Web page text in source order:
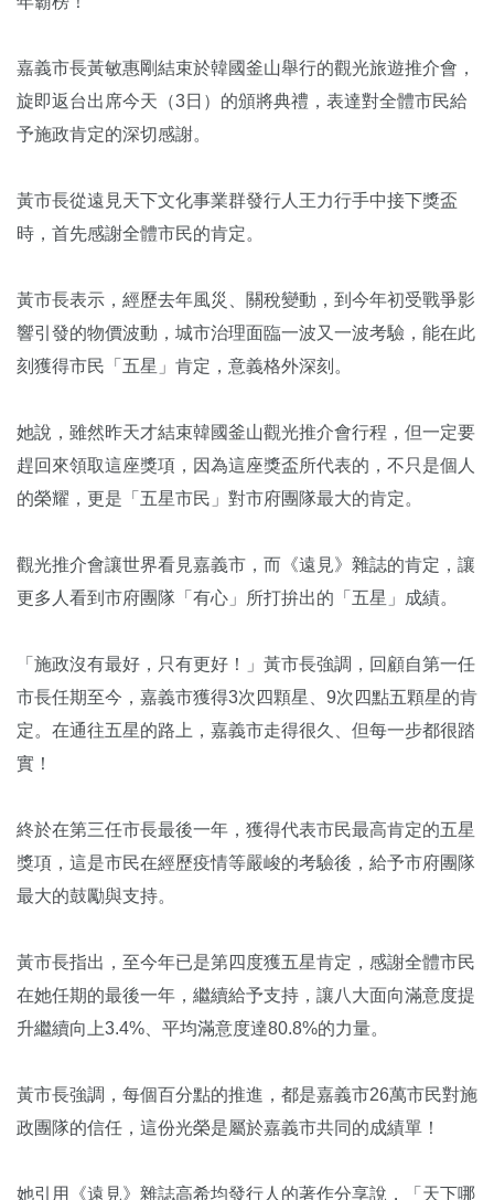
嘉義市長黃敏惠剛結束於韓國釜山舉行的觀光旅遊推介會，
旋即返台出席今天（3日）的頒將典禮，表達對全體市民給
予施政肯定的深切感謝。
黃市長從遠見天下文化事業群發行人王力行手中接下獎盃
時，首先感謝全體市民的肯定。
黃市長表示，經歷去年風災、關稅變動，到今年初受戰爭影
響引發的物價波動，城市治理面臨一波又一波考驗，能在此
刻獲得市民「五星」肯定，意義格外深刻。
她說，雖然昨天才結束韓國釜山觀光推介會行程，但一定要
趕回來領取這座獎項，因為這座獎盃所代表的，不只是個人
的榮耀，更是「五星市民」對市府團隊最大的肯定。
觀光推介會讓世界看見嘉義市，而《遠見》雜誌的肯定，讓
更多人看到市府團隊「有心」所打拚出的「五星」成績。
「施政沒有最好，只有更好！」黃市長強調，回顧自第一任
市長任期至今，嘉義市獲得3次四顆星、9次四點五顆星的肯
定。在通往五星的路上，嘉義市走得很久、但每一步都很踏
實！
終於在第三任市長最後一年，獲得代表市民最高肯定的五星
獎項，這是市民在經歷疫情等嚴峻的考驗後，給予市府團隊
最大的鼓勵與支持。
黃市長指出，至今年已是第四度獲五星肯定，感謝全體市民
在她任期的最後一年，繼續給予支持，讓八大面向滿意度提
升繼續向上3.4%、平均滿意度達80.8%的力量。
黃市長強調，每個百分點的推進，都是嘉義市26萬市民對施
政團隊的信任，這份光榮是屬於嘉義市共同的成績單！
她引用《遠見》雜誌高希均發行人的著作分享說，「天下哪